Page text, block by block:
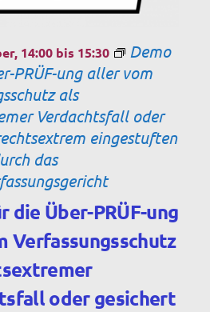
die Über-PRÜF-ung
Verfassungsschutz
oder gesichert
14:00bis 15:30
Demo
PRÜF-ung aller vom
als
Verdachtsfall oder
eingestuften
das